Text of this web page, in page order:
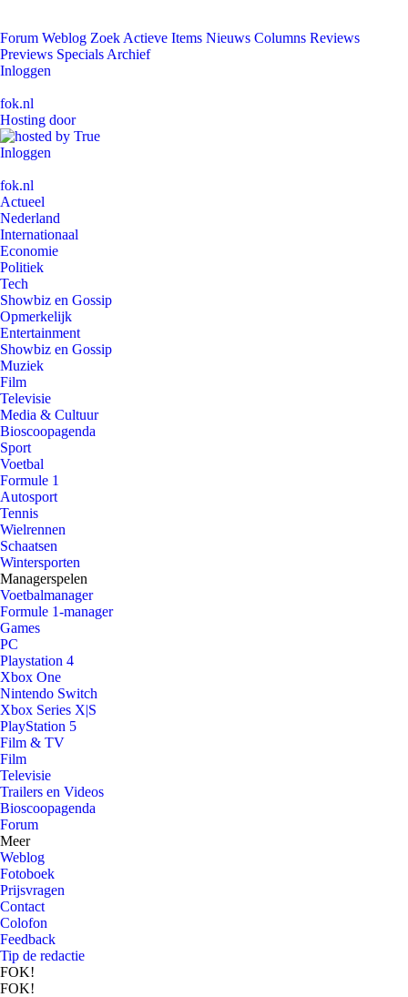
Forum Weblog Zoek Actieve Items Nieuws Columns Reviews
Previews Specials Archief
Inloggen
fok.nl
Hosting door
Inloggen
fok.nl
Actueel
Nederland
Internationaal
Economie
Politiek
Tech
Showbiz en Gossip
Opmerkelijk
Entertainment
Showbiz en Gossip
Muziek
Film
Televisie
Media & Cultuur
Bioscoopagenda
Sport
Voetbal
Formule 1
Autosport
Tennis
Wielrennen
Schaatsen
Wintersporten
Managerspelen
Voetbalmanager
Formule 1-manager
Games
PC
Playstation 4
Xbox One
Nintendo Switch
Xbox Series X|S
PlayStation 5
Film & TV
Film
Televisie
Trailers en Videos
Bioscoopagenda
Forum
Meer
Weblog
Fotoboek
Prijsvragen
Contact
Colofon
Feedback
Tip de redactie
FOK!
FOK!